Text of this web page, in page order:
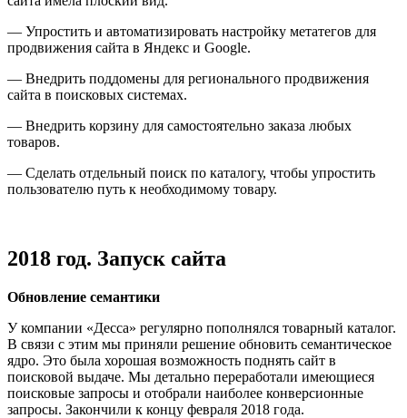
— Упростить и автоматизировать настройку метатегов для
продвижения сайта в Яндекс и Google.
— Внедрить поддомены для регионального продвижения
сайта в поисковых системах.
— Внедрить корзину для самостоятельно заказа любых
товаров.
— Сделать отдельный поиск по каталогу, чтобы упростить
пользователю путь к необходимому товару.
2018 год. Запуск сайта
Обновление семантики
У компании «Десса» регулярно пополнялся товарный каталог.
В связи с этим мы приняли решение обновить семантическое
ядро. Это была хорошая возможность поднять сайт в
поисковой выдаче. Мы детально переработали имеющиеся
поисковые запросы и отобрали наиболее конверсионные
запросы. Закончили к концу февраля 2018 года.